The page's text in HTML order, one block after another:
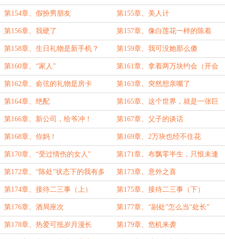
第154章、假扮男朋友 第155章、美人计
第156章、我硬了 第157章、像白莲花一样的陈着
第158章、生日礼物是新手机？ 第159章、我可没她那么傻
第160章、“家人” 第161章、拿着两万块约会（开会
不好意思）
第162章、俞弦的礼物是房卡 第163章、突然想亲嘴了
第164章、绝配 第165章、这个世界，就是一张巨
大的关系网
第166章、新公司，给爷冲！ 第167章、父子的谈话
第168章、你妈！ 第169章、2万块也经不住花
第170章、“受过情伤的女人” 第171章、布飘零半生，只恨未逢
明主
第172章、“陈处”状态下的我有多
猛！
第173章、意外之喜
第174章、接待二三事（上） 第175章、接待二三事（下）
第176章、酒局座次 第177章、“副处”怎么当“处长”
第178章、热爱可抵岁月漫长 第179章、危机来袭